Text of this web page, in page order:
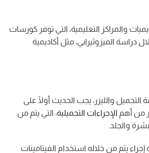
والمراكز التعليمية، التي توفر كورسات
دراسة الميزوثيرابي، مثل أكاديمية
والليزر، يجب الحديث أولًا على
من أهم الإجراءات التجميلية، التي يتم من
والجلد.
إجراء يتم من خلاله استخدام الفيتامينات